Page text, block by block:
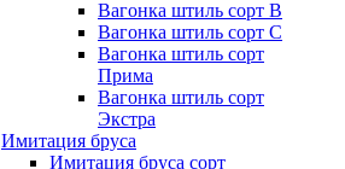
Вагонка штиль сорт В
Вагонка штиль сорт С
Вагонка штиль сорт
Прима
Вагонка штиль сорт
Экстра
Имитация бруса
Имитация бруса сорт